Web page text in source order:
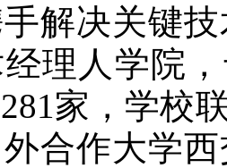
解决关键
理人学院
家，学校
合作大学